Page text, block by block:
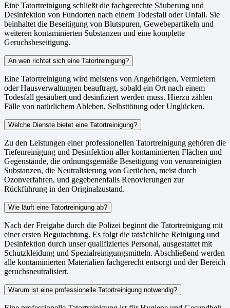
Eine Tatortreinigung schließt die fachgerechte Säuberung und
Desinfektion von Fundorten nach einem Todesfall oder Unfall. Sie
beinhaltet die Beseitigung von Blutspuren, Gewebepartikeln und
weiteren kontaminierten Substanzen und eine komplette
Geruchsbeseitigung.
An wen richtet sich eine Tatortreinigung?
Eine Tatortreinigung wird meistens von Angehörigen, Vermietern
oder Hausverwaltungen beauftragt, sobald ein Ort nach einem
Todesfall gesäubert und desinfiziert werden muss. Hierzu zählen
Fälle von natürlichem Ableben, Selbsttötung oder Unglücken.
Welche Dienste bietet eine Tatortreinigung?
Zu den Leistungen einer professionellen Tatortreinigung gehören die
Tiefenreinigung und Desinfektion aller kontaminierten Flächen und
Gegenstände, die ordnungsgemäße Beseitigung von verunreinigten
Substanzen, die Neutralisierung von Gerüchen, meist durch
Ozonverfahren, und gegebenenfalls Renovierungen zur
Rückführung in den Originalzustand.
Wie läuft eine Tatortreinigung ab?
Nach der Freigabe durch die Polizei beginnt die Tatortreinigung mit
einer ersten Begutachtung. Es folgt die tatsächliche Reinigung und
Desinfektion durch unser qualifiziertes Personal, ausgestattet mit
Schutzkleidung und Spezialreinigungsmitteln. Abschließend werden
alle kontaminierten Materialien fachgerecht entsorgt und der Bereich
geruchsneutralisiert.
Warum ist eine professionelle Tatortreinigung notwendig?